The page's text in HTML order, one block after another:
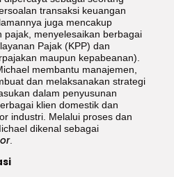
transaksi keuangan
juga mencakup
pajak, menyelesaikan berbagai
Pajak (KPP) dan
maupun kepabeanan).
membantu manajemen,
dan melaksanakan strategi
dalam penyusunan
klien domestik dan
industri. Melalui proses dan
dikenal sebagai
.